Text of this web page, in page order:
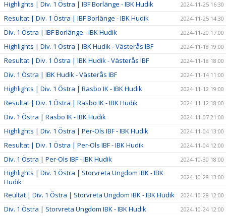
Highlights | Div. 1 Östra | IBF Borlänge - IBK Hudik 2024-11-25 16:30
Resultat | Div. 1 Östra | IBF Borlänge - IBK Hudik 2024-11-25 14:30
Div. 1 Östra | IBF Borlänge - IBK Hudik 2024-11-20 17:00
Highlights | Div. 1 Östra | IBK Hudik - Västerås IBF 2024-11-18 19:00
Resultat | Div. 1 Östra | IBK Hudik - Västerås IBF 2024-11-18 18:00
Div. 1 Östra | IBK Hudik - Västerås IBF 2024-11-14 11:00
Highlights | Div. 1 Östra | Rasbo IK - IBK Hudik 2024-11-12 19:00
Resultat | Div. 1 Östra | Rasbo IK - IBK Hudik 2024-11-12 18:00
Div. 1 Östra | Rasbo IK - IBK Hudik 2024-11-07 21:00
Highlights | Div. 1 Östra | Per-Ols IBF - IBK Hudik 2024-11-04 13:00
Resultat | Div. 1 Östra | Per-Ols IBF - IBK Hudik 2024-11-04 12:00
Div. 1 Östra | Per-Ols IBF - IBK Hudik 2024-10-30 18:00
Highlights | Div. 1 Östra | Storvreta Ungdom IBK - IBK
Hudik
2024-10-28 13:00
Reultat | Div. 1 Östra | Storvreta Ungdom IBK - IBK Hudik 2024-10-28 12:00
Div. 1 Östra | Storvreta Ungdom IBK - IBK Hudik 2024-10-24 12:00